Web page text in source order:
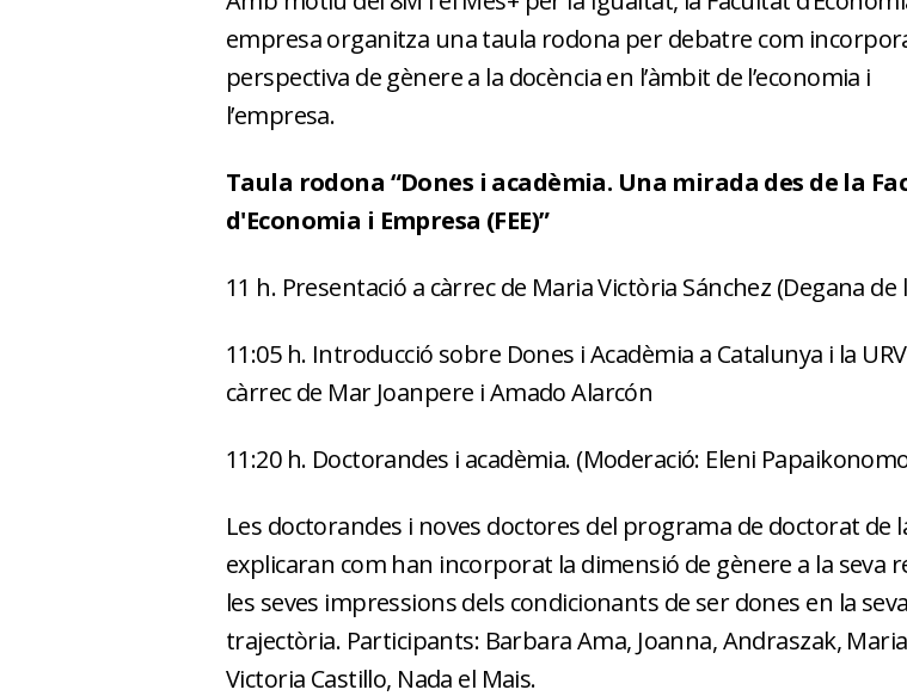
empresa organitza una taula rodona per debatre com
perspectiva de gènere a la docència en l’àmbit de l’economia i
l’empresa.
Taula rodona “Dones i acadèmia. Una mirada des de la
d'Economia i Empresa (FEE)”
11 h. Presentació a càrrec de Maria Victòria Sánchez (Degana de
11:05 h. Introducció sobre Dones i Acadèmia a Catalunya i la
càrrec de Mar Joanpere i Amado Alarcón
11:20 h. Doctorandes i acadèmia. (Moderació: Eleni
Les doctorandes i noves doctores del programa de doctorat de
explicaran com han incorporat la dimensió de gènere a la seva
les seves impressions dels condicionants de ser dones en la seva
trajectòria. Participants: Barbara Ama, Joanna, Andraszak, Maria
Victoria Castillo, Nada el Mais.